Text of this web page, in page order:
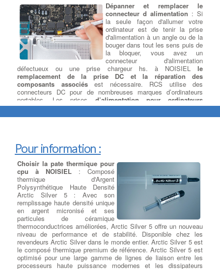
Dépanner et remplacer le
connecteur d alimentation : Si
la seule façon d'allumer votre
ordinateur est de tenir la prise
d'alimentation à un angle ou de la
bouger dans tout les sens puis de
la bloquer, vous avez un
connecteur d'alimentation
défectueux ou une prise chargeur hs. à NOISIEL le
remplacement de la prise DC et la réparation des
composants associésest nécessaire. RCS utilise des
connecteurs DC pour de nombreuses marques d’ordinateurs
portables. Les prises d’alimentation pour ordinateurs
portablesprovoquent des arrêts à cause de l’oxydation et de
l’usure normale ou que les embouts d’adaptateur universel ne
plus importante consiste à cesser de la faire bouger et à la
remplacer ou à la refaire. Ainsi RCS propose
votre carte mèresi le connecteur d'alimentation pour ordinateur
portable ne fonctionne pas.:Réparateur Pour Ordi Portable
Remplacer un ecran sur
ordinateur portable : RCS
spécialiste des écrans de
remplacementLCD et LED pour :
ordinateur portable, tablettes et
smartphones, avec : Un grand
choix de références à NOISIEL :
plus de 73000 articles, Une vaste
connaissance despièces détachées informatiques, Une
expérience de plus de 15 ans dans la réparation d'ordinateurs
Pour information :
Choisir la pate thermique pour
cpu à NOISIEL : Composé
thermique d'Argent
Polysynthétique Haute Densité
Arctic Silver 5 : Avec son
remplissage haute densité unique
en argent micronisé et ses
particules de céramique
thermoconductrices améliorées, Arctic Silver 5 offre un nouveau
niveau de performance et de stabilité. Disponible chez les
revendeurs Arctic Silver dans le monde entier. Arctic Silver 5 est
le composé thermique premium de référence. Arctic Silver 5 est
optimisé pour une large gamme de lignes de liaison entre les
processeurs haute puissance modernes et les dissipateurs